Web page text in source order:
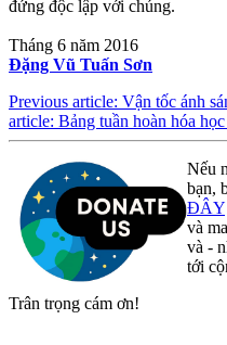
đứng độc lập với chúng.
Tháng 6 năm 2016
Đặng Vũ Tuấn Sơn
Previous article: Vận tốc ánh
article: Bảng tuần hoàn hóa
Nếu
bạn,
ĐÂY
và
và -
tới
Trân trọng cám ơn!